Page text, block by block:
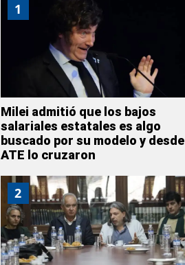
1
Milei admitió que los bajos
salariales estatales es algo
buscado por su modelo y desde
ATE lo cruzaron
2